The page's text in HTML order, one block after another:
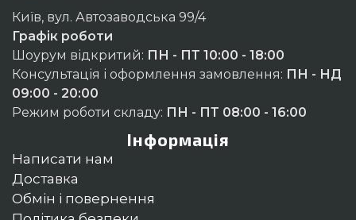
Київ, вул. Автозаводська 99/4
Графік роботи
Шоурум відкритий: ПН - ПТ 10:00 - 18:00
Консультація і оформлення замовлення: ПН - НД
09:00 - 20:00
Режим роботи складу: ПН - ПТ 08:00 - 16:00
Інформація
Написати нам
Доставка
Обмін і повернення